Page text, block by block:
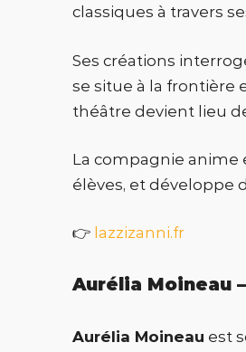
classiques à travers
Ses créations
se situe à la frontière
théâtre devient lieu
La compagnie
élèves, et développe
👉 lazzizanni.fr
Aurélia Moineau
Aurélia Moineau est